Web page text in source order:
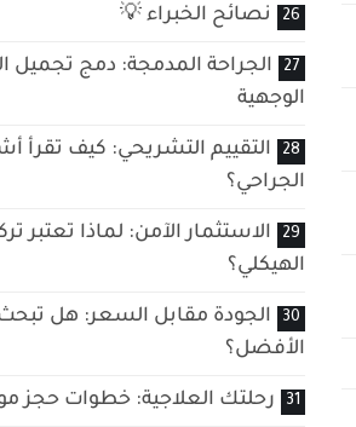
نصائح الخبراء 💡
الجراحة المدمجة: دمج تجميل
الوجهية
التقييم التشريحي: كيف تقرأ
الجراحي؟
الاستثمار الآمن: لماذا تعتبر
الهيكلي؟
الجودة مقابل السعر: هل
الأفضل؟
رحلتك العلاجية: خطوات حجز